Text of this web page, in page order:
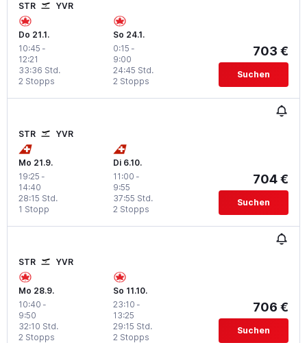
STR YVR
Do 21.1.
10:45 -
12:21
2 Stopps
33:36 Std.
So 24.1.
0:15 -
9:00
2 Stopps
24:45 Std.
703 €
Suchen
STR YVR
Mo 21.9.
19:25 -
14:40
1 Stopp
28:15 Std.
Di 6.10.
11:00 -
9:55
2 Stopps
37:55 Std.
704 €
Suchen
STR YVR
Mo 28.9.
10:40 -
9:50
2 Stopps
32:10 Std.
So 11.10.
23:10 -
13:25
2 Stopps
29:15 Std.
706 €
Suchen